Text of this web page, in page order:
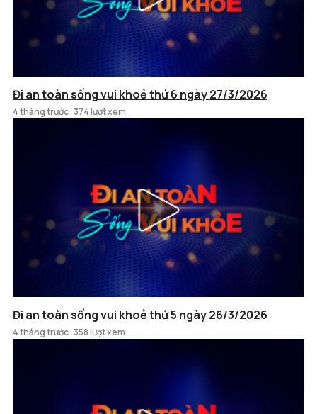
Đi an toàn sống vui khoẻ thứ 6 ngày 27/3/2026
4 tháng trước 374 lượt xem
Đi an toàn sống vui khoẻ thứ 5 ngày 26/3/2026
4 tháng trước 358 lượt xem